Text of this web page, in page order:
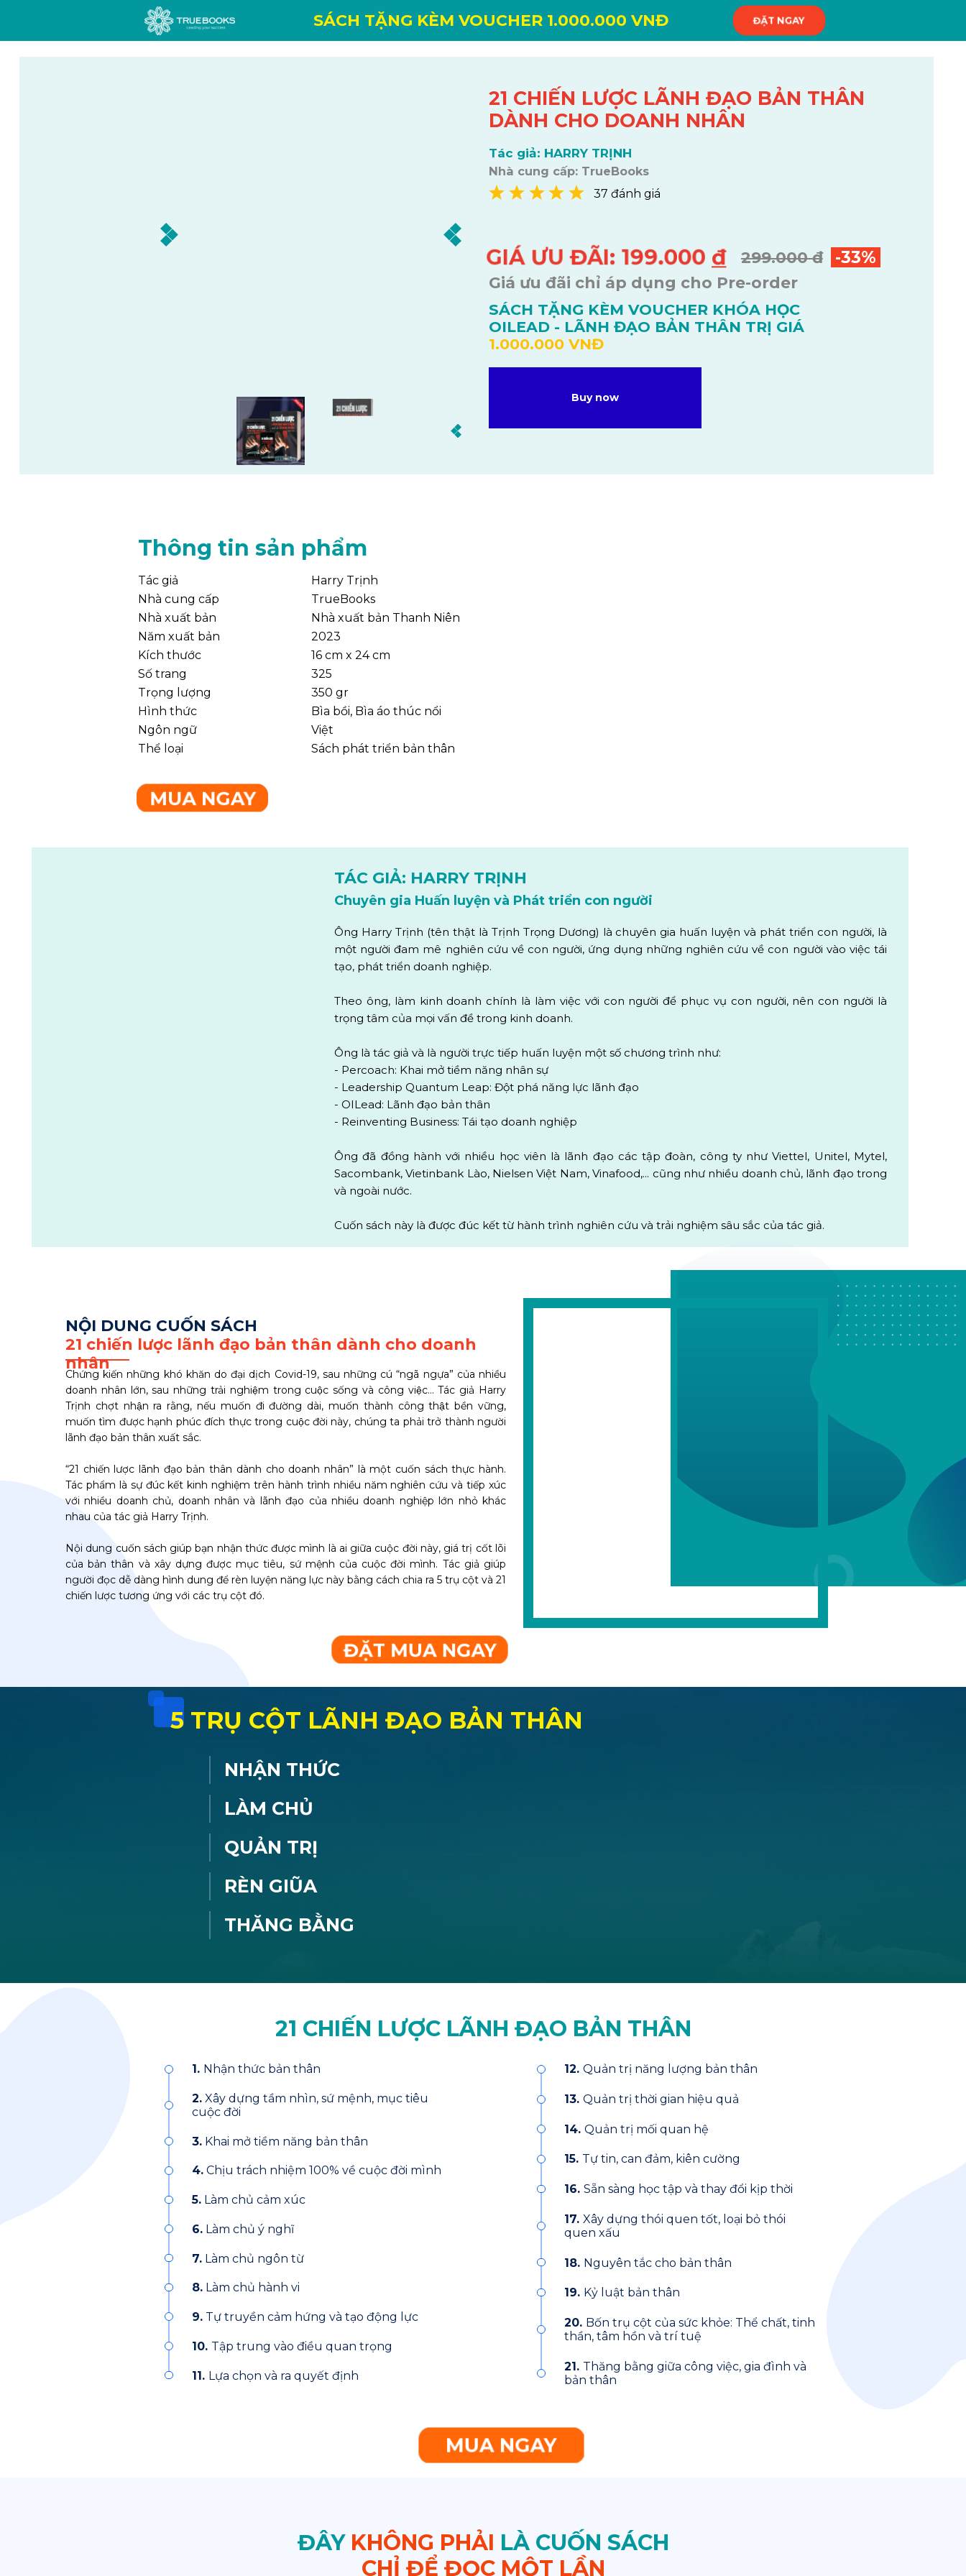
ĐẶT NGAY
SÁCH TẶNG KÈM VOUCHER 1.000.000 VNĐ
GIÁ ƯU ĐÃI: 199.000đ 299.000 đ -33%
SÁCH TẶNG KÈM VOUCHER KHÓA HỌC
OILEAD - LÃNH ĐẠO BẢN THÂN TRỊ GIÁ
1.000.000 VNĐ
Giá ưu đãi chỉ áp dụng cho Pre-order
21 CHIẾN LƯỢC LÃNH ĐẠO BẢN THÂN
DÀNH CHO DOANH NHÂN
Tác giả: HARRY TRỊNH
Nhà cung cấp: TrueBooks
37 đánh giá
Buy now
Thông tin sản phẩm
MUA NGAY
Tác giả
Harry Trịnh
Nhà cung cấp
TrueBooks
Nhà xuất bản
Nhà xuất bản Thanh Niên
Năm xuất bản
2023
Kích thước
16 cm x 24 cm
Số trang
325
Trọng lượng
350 gr
Hình thức
Bìa bồi, Bìa áo thúc nổi
Ngôn ngữ
Việt
Thể loại
Sách phát triển bản thân
TÁC GIẢ: HARRY TRỊNH
Chuyên gia Huấn luyện và Phát triển con người
Ông Harry Trịnh (tên thật là Trịnh Trọng Dương) là chuyên gia huấn luyện và phát triển con người, là
một người đam mê nghiên cứu về con người, ứng dụng những nghiên cứu về con người vào việc tái
tạo, phát triển doanh nghiệp.
Theo ông, làm kinh doanh chính là làm việc với con người để phục vụ con người, nên con người là
trọng tâm của mọi vấn đề trong kinh doanh.
Ông là tác giả và là người trực tiếp huấn luyện một số chương trình như:
- Percoach: Khai mở tiềm năng nhân sự
- Leadership Quantum Leap: Đột phá năng lực lãnh đạo
- OILead: Lãnh đạo bản thân
- Reinventing Business: Tái tạo doanh nghiệp
Ông đã đồng hành với nhiều học viên là lãnh đạo các tập đoàn, công ty như Viettel, Unitel, Mytel,
Sacombank, Vietinbank Lào, Nielsen Việt Nam, Vinafood,... cũng như nhiều doanh chủ, lãnh đạo trong
và ngoài nước.
Cuốn sách này là được đúc kết từ hành trình nghiên cứu và trải nghiệm sâu sắc của tác giả.
Chứng kiến những khó khăn do đại dịch Covid-19, sau những cú “ngã ngựa” của nhiều
doanh nhân lớn, sau những trải nghiệm trong cuộc sống và công việc… Tác giả Harry
Trịnh chợt nhận ra rằng, nếu muốn đi đường dài, muốn thành công thật bền vững,
muốn tìm được hạnh phúc đích thực trong cuộc đời này, chúng ta phải trở thành người
lãnh đạo bản thân xuất sắc.
“21 chiến lược lãnh đạo bản thân dành cho doanh nhân” là một cuốn sách thực hành.
Tác phẩm là sự đúc kết kinh nghiệm trên hành trình nhiều năm nghiên cứu và tiếp xúc
với nhiều doanh chủ, doanh nhân và lãnh đạo của nhiều doanh nghiệp lớn nhỏ khác
nhau của tác giả Harry Trịnh.
Nội dung cuốn sách giúp bạn nhận thức được mình là ai giữa cuộc đời này, giá trị cốt lõi
của bản thân và xây dựng được mục tiêu, sứ mệnh của cuộc đời mình. Tác giả giúp
người đọc dễ dàng hình dung để rèn luyện năng lực này bằng cách chia ra 5 trụ cột và 21
chiến lược tương ứng với các trụ cột đó.
NỘI DUNG CUỐN SÁCH
21 chiến lược lãnh đạo bản thân dành cho doanh
nhân
ĐẶT MUA NGAY
NHẬN THỨC
5 TRỤ CỘT LÃNH ĐẠO BẢN THÂN
LÀM CHỦ
QUẢN TRỊ
RÈN GIŨA
THĂNG BẰNG
21 CHIẾN LƯỢC LÃNH ĐẠO BẢN THÂN
1. Nhận thức bản thân
2.Xây dựng tầm nhìn, sứ mệnh, mục tiêu
cuộc đời
3.Khai mở tiềm năng bản thân
4.Chịu trách nhiệm 100% về cuộc đời mình
5.Làm chủ cảm xúc
6.Làm chủ ý nghĩ
7.Làm chủ ngôn từ
8.Làm chủ hành vi
9.Tự truyền cảm hứng và tạo động lực
10. Tập trung vào điều quan trọng
11. Lựa chọn và ra quyết định
12. Quản trị năng lượng bản thân
13. Quản trị thời gian hiệu quả
14. Quản trị mối quan hệ
15. Tự tin, can đảm, kiên cường
16. Sẵn sàng học tập và thay đổi kịp thời
17. Xây dựng thói quen tốt, loại bỏ thói
quen xấu
18. Nguyên tắc cho bản thân
19. Kỷ luật bản thân
20. Bốn trụ cột của sức khỏe: Thể chất, tinh
thần, tâm hồn và trí tuệ
21. Thăng bằng giữa công việc, gia đình và
bản thân
MUA NGAY
ĐÂY KHÔNG PHẢI LÀ CUỐN SÁCH
CHỈ ĐỂ ĐỌC MỘT LẦN